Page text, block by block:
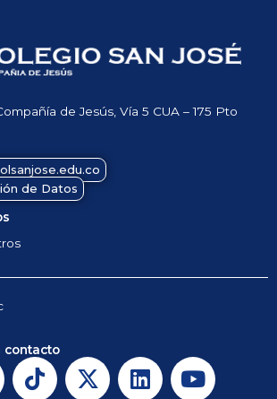
de Jesús, Vía 5 CUA – 175 Pto
de Datos
contacto
T
i
X
-
L
i
Y
o